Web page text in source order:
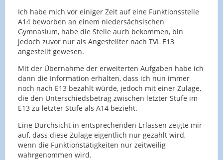
Ich habe mich vor einiger Zeit auf eine Funktionsstelle
A14 beworben an einem niedersächsischen
Gymnasium, habe die Stelle auch bekommen, bin
jedoch zuvor nur als Angestellter nach TVL E13
angestellt gewesen.
Mit der Übernahme der erweiterten Aufgaben habe ich
dann die Information erhalten, dass ich nun immer
noch nach E13 bezahlt würde, jedoch mit einer Zulage,
die den Unterschiedsbetrag zwischen letzter Stufe im
E13 zu letzter Stufe als A14 bezieht.
Eine Durchsicht in entsprechenden Erlässen zeigte mir
auf, dass diese Zulage eigentlich nur gezahlt wird,
wenn die Funktionstätigkeiten nur zeitweilig
wahrgenommen wird.